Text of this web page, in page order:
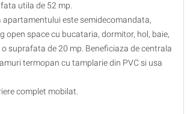
utila de 52 mp.
este semidecomandata,
open space cu bucataria, dormitor, hol, baie,
suprafata de 20 mp. Beneficiaza de centrala
termopan cu tamplarie din PVC si usa
complet mobilat.